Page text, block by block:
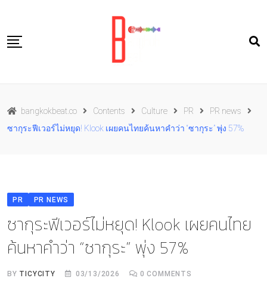
content
Food
Culture
TH
bangkokbeat.co Contents Culture PR
PR news
ซากุระฟีเวอร์ไม่หยุด! Klook เผยคนไทยค้นหาคำว่า “ซากุระ” พุ่ง 57%
PR PR NEWS
ซากุระฟีเวอร์ไม่หยุด! Klook เผยคนไทย
ค้นหาคำว่า “ซากุระ” พุ่ง 57%
BY TICYCITY 03/13/2026 0 COMMENTS